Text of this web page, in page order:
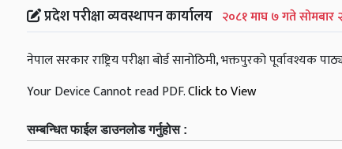
प्रदेश परीक्षा व्यवस्थापन कार्यालय २०८१ माघ ७ गते
नेपाल सरकार राष्ट्रिय परीक्षा बोर्ड सानोठिमी, भक्तपुरको पूर्वावश्यक
Your Device Cannot read PDF.Click to View
सम्बन्धित फाईल डाउनलोड गर्नुहोस :